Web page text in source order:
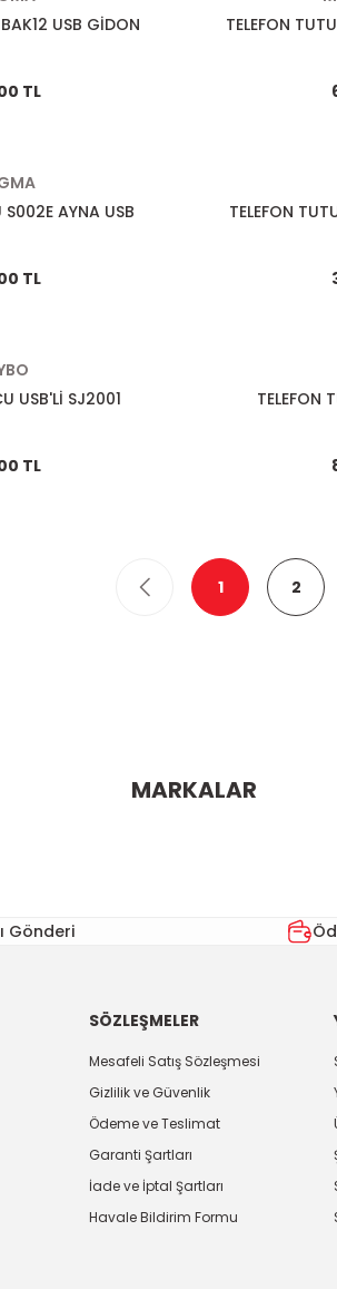
USB GİDON
TL
TELEFON
S002E AYNA USB
TL
TELEFON
USB'Lİ SJ2001
TL
TELEFON
1 2
MARKALAR
Gönderi
SÖZLEŞMELER
Mesafeli Satış Sözleşmesi
Gizlilik ve Güvenlik
Ödeme ve Teslimat
Garanti Şartları
İade ve İptal Şartları
Havale Bildirim Formu